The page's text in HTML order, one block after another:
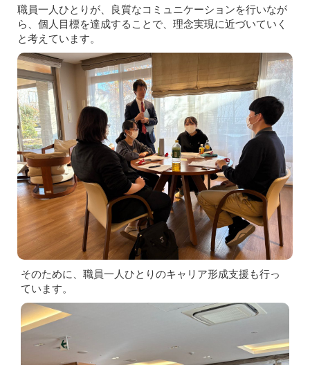
職員一人ひとりが、良質なコミュニケーションを行いなが
ら、個人目標を達成することで、理念実現に近づいていく
と考えています。
そのために、職員一人ひとりのキャリア形成支援も行っ
ています。